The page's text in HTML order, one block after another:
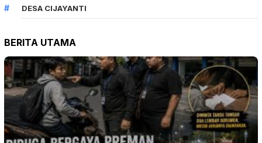
DESA CIJAYANTI
BERITA UTAMA